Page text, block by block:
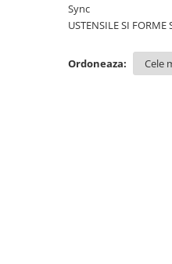
Sync
USTENSILE SI FORME
Ordoneaza: